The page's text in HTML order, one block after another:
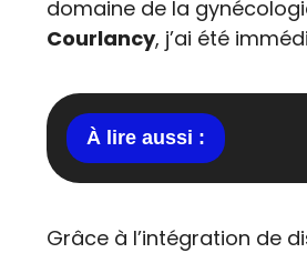
domaine de la
Courlancy, j’ai été
Grâce à l’intégration de